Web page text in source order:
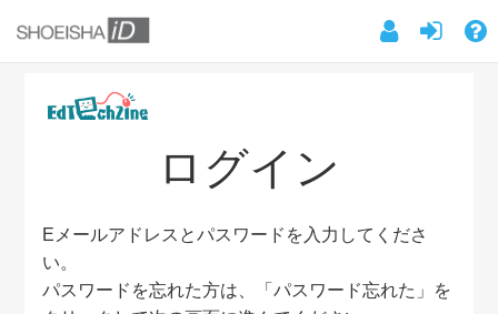
ログイン
Eメールアドレスとパスワードを入力してくださ
い。
パスワードを忘れた方は、「パスワード忘れた」を